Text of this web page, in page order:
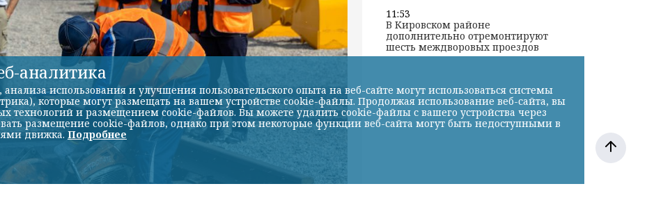
11:53
В Кировском районе
дополнительно отремонтируют
шесть междворовых проездов
аналитика
использования и улучшения пользовательского опыта на веб-сайте могут использоваться системы
которые могут размещать на вашем устройстве cookie-файлы. Продолжая использование веб-сайта, вы
технологий и размещением cookie-файлов. Вы можете удалить cookie-файлы с вашего устройства через
размещение cookie-файлов, однако при этом некоторые функции веб-сайта могут быть недоступными в
движка. Подробнее